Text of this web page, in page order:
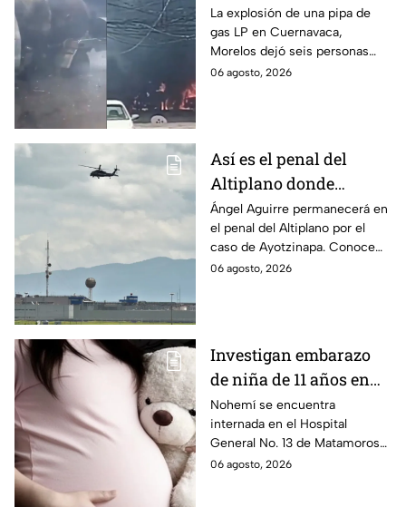
víctimas tras estallido
en Morelos
La explosión de una pipa de
gas LP en Cuernavaca,
Morelos dejó seis personas
hospitalizadas. IMSS informó
06 agosto, 2026
Así es el penal del
Altiplano donde
permanecerá Ángel
Aguirre por caso
Ayotzinapa
Ángel Aguirre permanecerá en
el penal del Altiplano por el
caso de Ayotzinapa. Conoce
dónde está, cómo es esta
06 agosto, 2026
Investigan embarazo
de niña de 11 años en
Matamoros,
Tamaulipas; ¿qué pasó
con Nohemí?
Nohemí se encuentra
internada en el Hospital
General No. 13 de Matamoros
tras complicaciones por un
06 agosto, 2026